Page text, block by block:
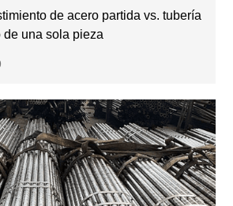
de acero partida vs. tubería
una sola pieza